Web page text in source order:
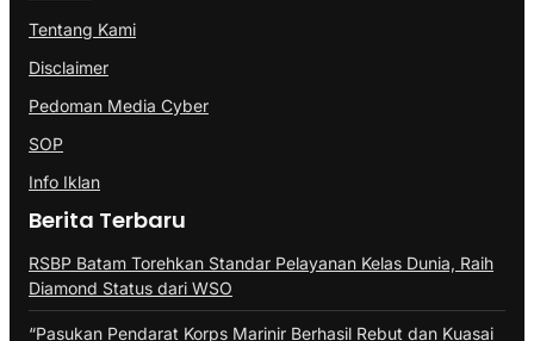
Tentang Kami
Disclaimer
Pedoman Media Cyber
SOP
Info Iklan
Berita Terbaru
RSBP Batam Torehkan Standar Pelayanan Kelas Dunia, Raih
Diamond Status dari WSO
“Pasukan Pendarat Korps Marinir Berhasil Rebut dan Kuasai